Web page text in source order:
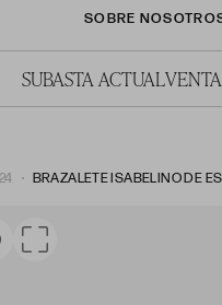
SOBRE
SUBASTA ACTUAL
BRAZALETE ISABELINO DE